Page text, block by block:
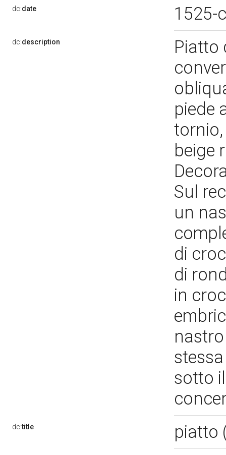
dc:date 1525-
dc:description
Piatto
piede
beige
Sul
un
di
di
in
sotto
dc:title piatto